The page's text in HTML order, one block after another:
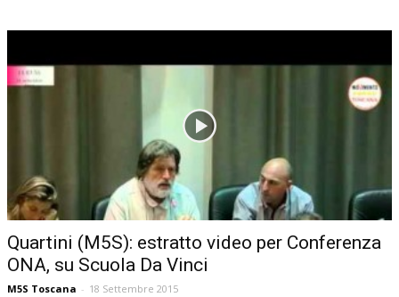
Quartini (M5S): estratto video per Conferenza
ONA, su Scuola Da Vinci
M5S Toscana - 18 Settembre 2015